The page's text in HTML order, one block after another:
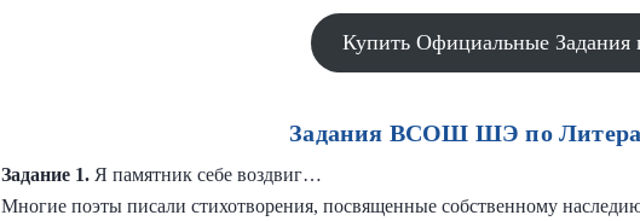
Купить Официальные Задания
Задания ВСОШ ШЭ по
Задание 1. Я памятник себе воздвиг…
Многие поэты писали стихотворения, посвященные собственному